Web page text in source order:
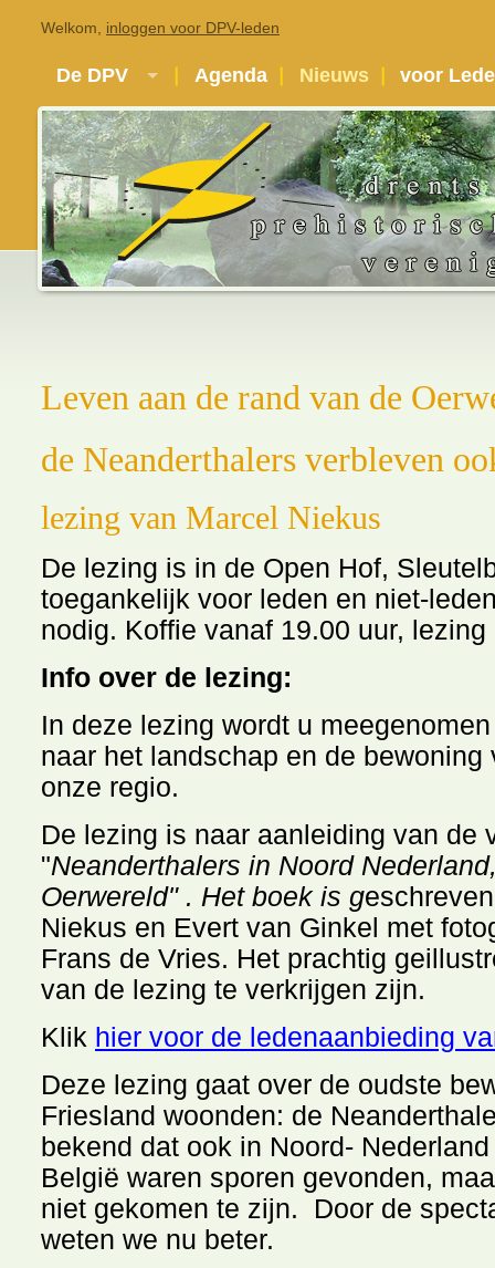
Leven aan de rand van de
de Neanderthalers verbleven
lezing van Marcel Niekus
De lezing is in de Open Hof,
toegankelijk voor leden en niet-
nodig. Koffie vanaf 19.00 uur,
Info over de lezing:
In deze lezing wordt u
naar het landschap en de
onze regio.
De lezing is naar aanleiding van de
"Neanderthalers in Noord
Oerwereld" . Het boek is g
Niekus en Evert van Ginkel met
Frans de Vries. Het prachtig
van de lezing te verkrijgen zijn.
Klik hier voor de ledenaanbieding
Deze lezing gaat over de oudste
Friesland woonden: de
bekend dat ook in Noord-
België waren sporen gevonden,
niet gekomen te zijn. Door de
weten we nu beter.
Welkom, inloggen voor DPV-leden
De DPV Agenda Nieuws voor